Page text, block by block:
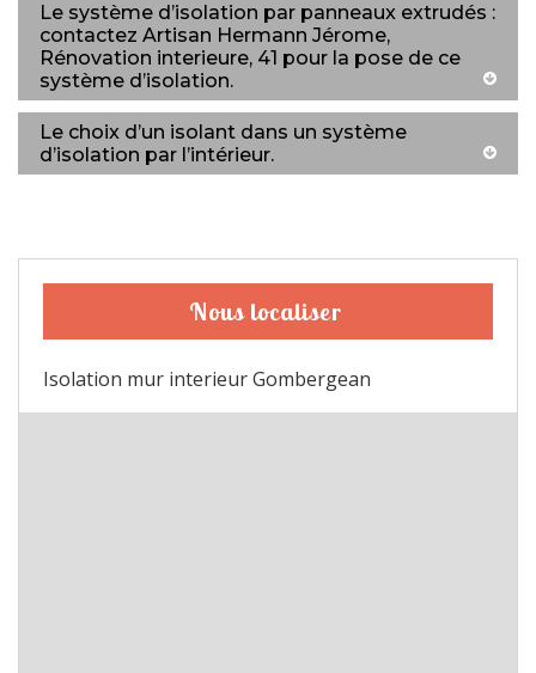
Le système d’isolation par panneaux extrudés :
contactez Artisan Hermann Jérome,
Rénovation interieure, 41 pour la pose de ce
système d’isolation.
Le choix d’un isolant dans un système
d’isolation par l’intérieur.
Nous localiser
Isolation mur interieur Gombergean